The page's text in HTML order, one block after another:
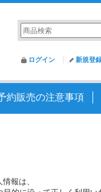
ログイン 新規登
約販売の注意事項
報は、